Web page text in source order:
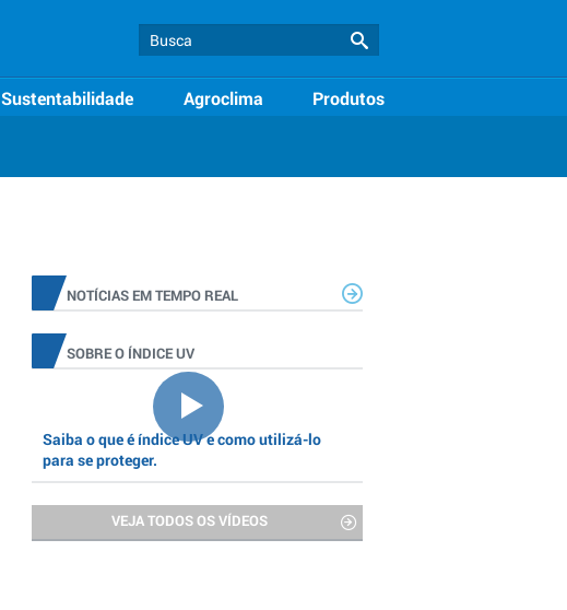
Sustentabilidade Agroclima Produtos
NOTÍCIAS EM TEMPO REAL
SOBRE O ÍNDICE UV
Saiba o que é índice UV e como utilizá-lo
para se proteger.
VEJA TODOS OS VÍDEOS